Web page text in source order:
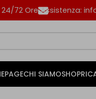
72 Ore Assistenza:
CHI SIAMOSHOP